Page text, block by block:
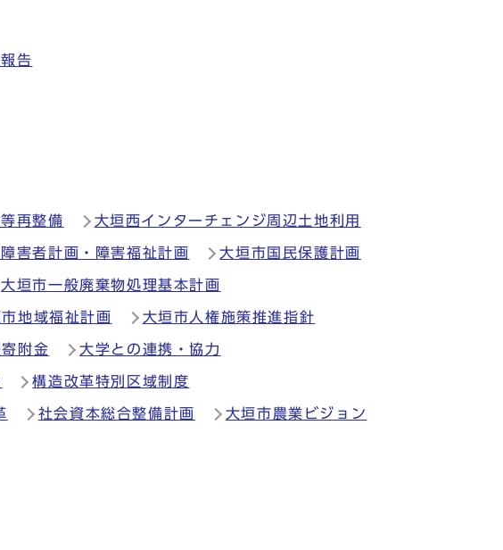
告
再整備 大垣西インターチェンジ周辺土地利用
害者計画・障害福祉計画 大垣市国民保護計画
大垣市一般廃棄物処理基本計画
地域福祉計画 大垣市人権施策推進指針
附金 大学との連携・協力
構造改革特別区域制度
社会資本総合整備計画 大垣市農業ビジョン